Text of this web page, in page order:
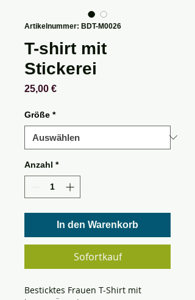
Artikelnummer: BDT-M0026
T-shirt mit
Stickerei
25,00 €Preis
Größe *
Anzahl *
In den Warenkorb
Sofortkauf
Besticktes Frauen T-Shirt mit